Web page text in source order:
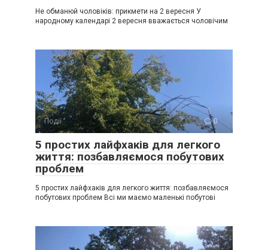
Не обманюй чоловіків: прикмети на 2 вересня У
народному календарі 2 вересня вважається чоловічим
Події 0
5 простих лайфхаків для легкого
життя: позбавляємося побутових
проблем
5 простих лайфхаків для легкого життя: позбавляємося
побутових проблем Всі ми маємо маленькі побутові